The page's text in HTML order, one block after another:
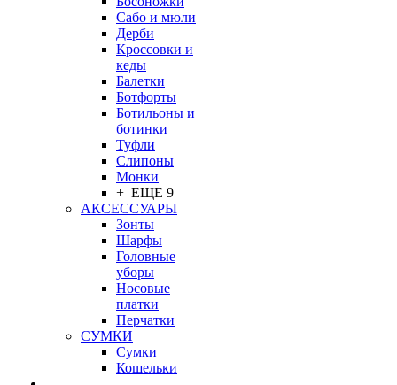
Сабо и мюли
Дерби
Кроссовки и
кеды
Балетки
Ботфорты
Ботильоны и
ботинки
Туфли
Слипоны
Монки
+ ЕЩЕ 9
АКСЕССУАРЫ
Зонты
Шарфы
Головные
уборы
Носовые
платки
Перчатки
СУМКИ
Сумки
Кошельки